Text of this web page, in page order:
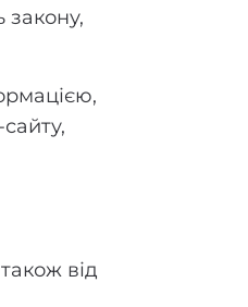
закону,
від